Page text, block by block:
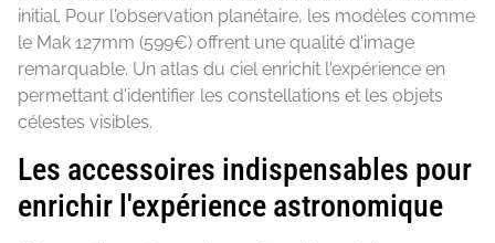
initial. Pour l'observation planétaire, les modèles comme
le Mak 127mm (599€) offrent une qualité d'image
remarquable. Un atlas du ciel enrichit l'expérience en
permettant d'identifier les constellations et les objets
célestes visibles.
Les accessoires indispensables pour
enrichir l'expérience astronomique